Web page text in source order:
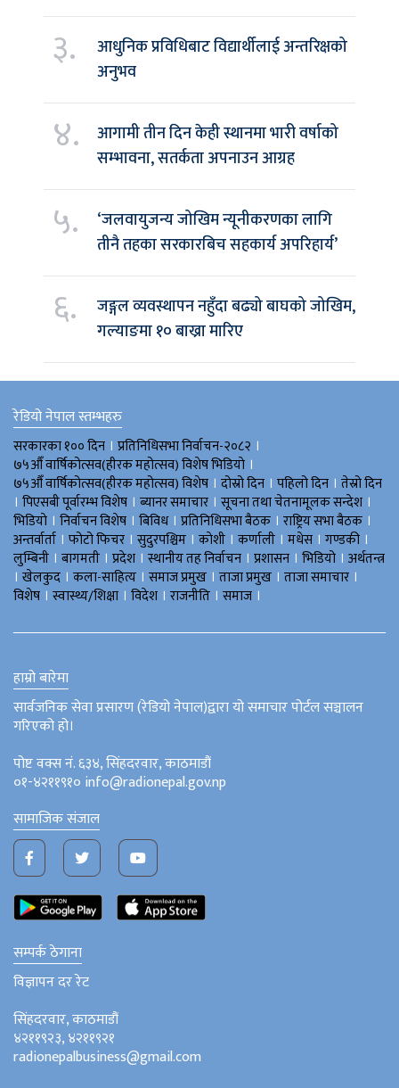
३.
आधुनिक प्रविधिबाट विद्यार्थीलाई अन्तरिक्षको
अनुभव
४.
आगामी तीन दिन केही स्थानमा भारी वर्षाको
सम्भावना, सतर्कता अपनाउन आग्रह
५.
‘जलवायुजन्य जोखिम न्यूनीकरणका लागि
तीनै तहका सरकारबिच सहकार्य अपरिहार्य’
६.
जङ्गल व्यवस्थापन नहुँदा बढ्यो बाघको जोखिम,
गल्याङमा १० बाख्रा मारिए
रेडियो नेपाल स्तम्भहरु
सरकारका १०० दिन । प्रतिनिधिसभा निर्वाचन-२०८२ ।
७५औँ वार्षिकोत्सव(हीरक महोत्सव) विशेष भिडियाे ।
७५औँ वार्षिकोत्सव(हीरक महोत्सव) विशेष । दोस्रो दिन । पहिलो दिन । तेस्रो दिन
। पिएसबी पूर्वारम्भ विशेष । ब्यानर समाचार । सूचना तथा चेतनामूलक सन्देश ।
भिडियाे । निर्वाचन विशेष । बिविध। प्रतिनिधिसभा बैठक । राष्ट्रिय सभा बैठक ।
अन्तर्वार्ता । फोटो फिचर । सुदुरपश्चिम । काेशी । कर्णाली । मधेस । गण्डकी ।
लुम्बिनी । बागमती । प्रदेश । स्थानीय तह निर्वाचन । प्रशासन । भिडियो । अर्थतन्त्र
। खेलकुद । कला-साहित्य । समाज प्रमुख । ताजा प्रमुख । ताजा समाचार ।
विशेष । स्वास्थ्य/शिक्षा । विदेश । राजनीति । समाज ।
हाम्रो बारेमा
सार्वजनिक सेवा प्रसारण (रेडियो नेपाल)द्वारा यो समाचार पोर्टल सञ्चालन
गरिएको हो।
पोष्ट वक्स नं. ६३४, सिंहदरवार, काठमाडौं
०१-४२११९१० info@radionepal.gov.np
सामाजिक संजाल
सम्पर्क ठेगाना
विज्ञापन दर रेट
सिंहदरवार, काठमाडौं
४२११९२३, ४२११९२१
radionepalbusiness@gmail.com